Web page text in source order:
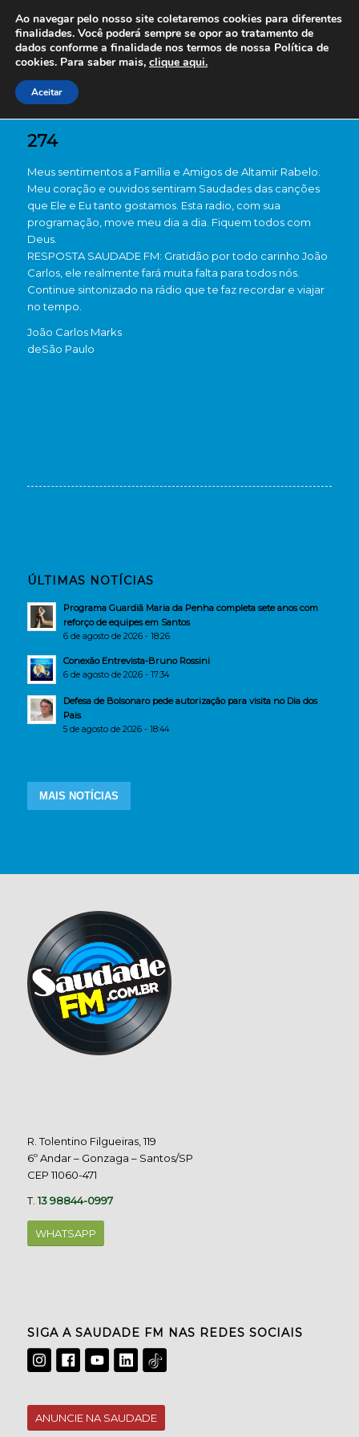
274
Meus sentimentos a Família e Amigos de Altamir Rabelo.
Meu coração e ouvidos sentiram Saudades das canções
que Ele e Eu tanto gostamos. Esta radio, com sua
programação, move meu dia a dia. Fiquem todos com
Deus.
RESPOSTA SAUDADE FM: Gratidão por todo carinho João
Carlos, ele realmente fará muita falta para todos nós.
Continue sintonizado na rádio que te faz recordar e viajar
no tempo.
João Carlos Marks
deSão Paulo
ÚLTIMAS NOTÍCIAS
Programa Guardiã Maria da Penha completa sete anos com
reforço de equipes em Santos
6 de agosto de 2026 - 18:26
Conexão Entrevista-Bruno Rossini
6 de agosto de 2026 - 17:34
Defesa de Bolsonaro pede autorização para visita no Dia dos
Pais
5 de agosto de 2026 - 18:44
MAIS NOTÍCIAS
R. Tolentino Filgueiras, 119
6º Andar – Gonzaga – Santos/SP
CEP 11060-471
T.13 98844-0997
WHATSAPP
SIGA A SAUDADE FM NAS REDES SOCIAIS
ANUNCIE NA SAUDADE
Ao navegar pelo nosso site coletaremos cookies para diferentes
finalidades. Você poderá sempre se opor ao tratamento de
dados conforme a finalidade nos termos de nossa Política de
cookies. Para saber mais, clique aqui.
Aceitar